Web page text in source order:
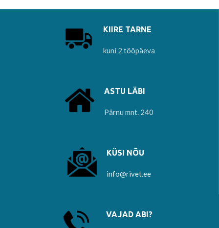
KIIRE TARNE
kuni 2 tööpäeva
ASTU LÄBI
Pärnu mnt. 240
KÜSI NÕU
info@rivet.ee
VAJAD ABI?